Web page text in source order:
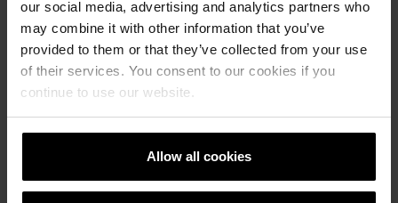
our social media, advertising and analytics partners who
may combine it with other information that you’ve
provided to them or that they’ve collected from your use
of their services. You consent to our cookies if you
continue to use our website.
Allow all cookies
Option„Downloads“herunterladen.
Bitte beachten Sie, dass die nachfolgend
gezeigte Textur digital erstellt wurde und
daher vom oben dargestellten Stapelbild
abweichen kann.